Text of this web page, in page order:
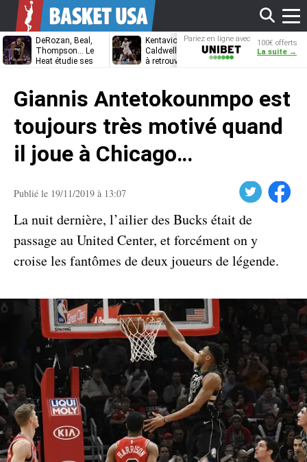
DeRozan, Beal,
Thompson… Le
Heat étudie ses
Kentavious
Caldwell-Pope prêt
à retrouver LeBron
Jonathan
Kuminga, le
Pariez en ligne avec
Unibet
100€ offerts
La suite →
Giannis Antetokounmpo est
toujours très motivé quand
il joue à Chicago…
Publié le 19/11/2019 à 13:07 Facebook
La nuit dernière, l’ailier des Bucks était de
passage au United Center, et forcément on y
croise les fantômes de deux joueurs de légende.